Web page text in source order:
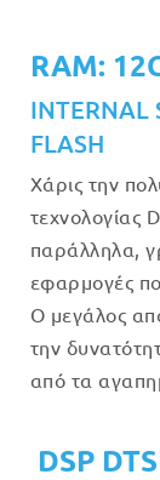
RAM:
INTERNAL
FLASH
Χάρις την
τεχνολογίας
παράλληλα,
εφαρμογές
Ο μεγάλος
την
από τα
DSP